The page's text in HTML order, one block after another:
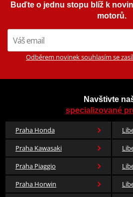
Buďte o jednu stopu blíž k
motorů.
Odběrem novinek souhlasím se
Navštivte
specializované
Praha Honda
Praha Kawasaki
Praha Piaggio
Praha Horwin